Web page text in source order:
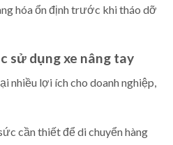
hóa ổn định trước khi tháo dỡ
sử dụng xe nâng tay
nhiều lợi ích cho doanh nghiệp,
cần thiết để di chuyển hàng